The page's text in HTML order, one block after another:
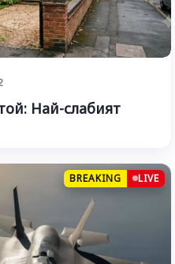
Най-слабият
BREAKING LIVE